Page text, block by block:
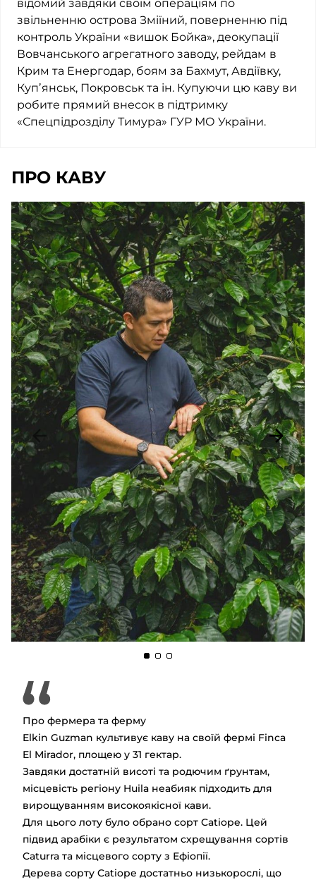
відомий завдяки своїм операціям по
звільненню острова Зміїний, поверненню під
контроль України «вишок Бойка», деокупації
Вовчанського агрегатного заводу, рейдам в
Крим та Енергодар, боям за Бахмут, Авдіївку,
Купʼянськ, Покровськ та ін. Купуючи цю каву ви
робите прямий внесок в підтримку
«Спецпідрозділу Тимура» ГУР МО України.
ПРО КАВУ
Про фермера та ферму
Elkin Guzman культивує каву на своїй фермі Finca
El Mirador, площею у 31 гектар.
Завдяки достатній висоті та родючим ґрунтам,
місцевість регіону Huila неабияк підходить для
вирощуванням високоякісної кави.
Для цього лоту було обрано сорт Catiope. Цей
підвид арабіки є результатом схрещування сортів
Caturra та місцевого сорту з Ефіопії.
Дерева сорту Catiope достатньо низькорослі, що